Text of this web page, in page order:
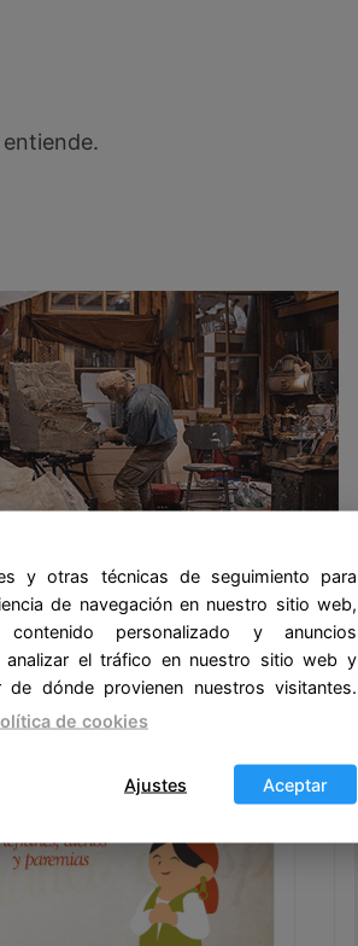
entiende.
populares sobre los oficios
y otras técnicas de seguimiento para
de navegación en nuestro sitio web,
personalizado y anuncios
analizar el tráfico en nuestro sitio web y
de dónde provienen nuestros visitantes.
de cookies
Aceptar
Ajustes